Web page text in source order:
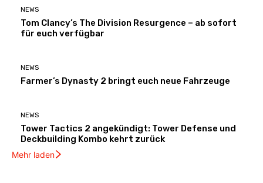
NEWS
Tom Clancy’s The Division Resurgence – ab sofort
für euch verfügbar
NEWS
Farmer’s Dynasty 2 bringt euch neue Fahrzeuge
NEWS
Tower Tactics 2 angekündigt: Tower Defense und
Deckbuilding Kombo kehrt zurück
Mehr laden